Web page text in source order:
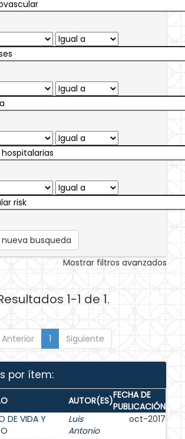
busqueda
Mostrar filtros avanzados
1-1 de 1.
Anterior 1 Siguiente
por ítem:
AUTOR(ES)FECHA DE
PUBLICACIÓN
DE VIDA Y
Luis
Antonio
oct-2017